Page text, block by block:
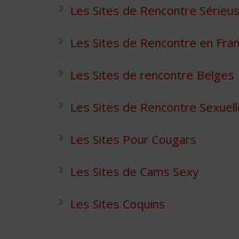
Les Sites de Rencontre
Les Sites de Rencontre en
Les Sites de rencontre Belges
Les Sites de Rencontre
Les Sites Pour Cougars
Les Sites de Cams Sexy
Les Sites Coquins